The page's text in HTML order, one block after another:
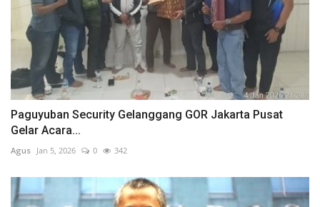
Paguyuban Security Gelanggang GOR Jakarta Pusat
Gelar Acara...
Agus Jan 5, 2026 0 342